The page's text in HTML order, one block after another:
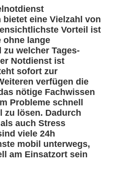
eine Vielzahl von
Vorteil ist
ohne lange
zu welcher Tages-
Notdienst ist
sofort zur
verfügen die
nötige Fachwissen
Probleme schnell
zu lösen. Dadurch
auch Stress
viele 24h
mobil unterwegs,
am Einsatzort sein